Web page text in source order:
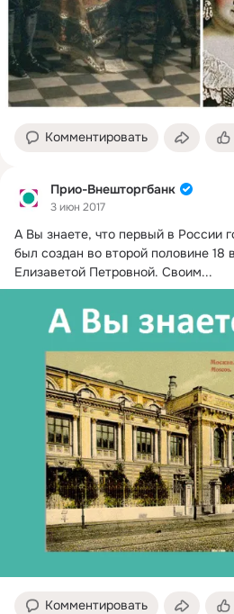
Комментировать
Прио-Внешторгбанк
3 июн 2017
А Вы знаете, что первый в России
был создан во второй половине 18
Елизаветой Петровной. Своим...
Комментировать